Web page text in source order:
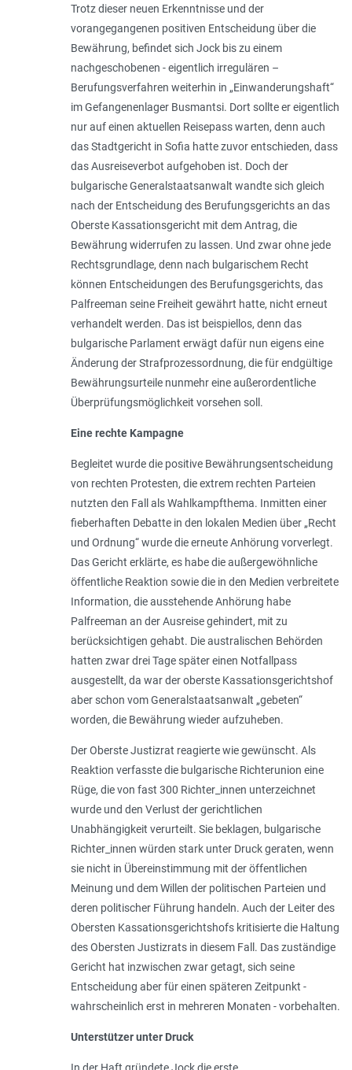
Trotz dieser neuen Erkenntnisse und der
vorangegangenen positiven Entscheidung über die
Bewährung, befindet sich Jock bis zu einem
nachgeschobenen - eigentlich irregulären –
Berufungsverfahren weiterhin in „Einwanderungshaft“
im Gefangenenlager Busmantsi. Dort sollte er eigentlich
nur auf einen aktuellen Reisepass warten, denn auch
das Stadtgericht in Sofia hatte zuvor entschieden, dass
das Ausreiseverbot aufgehoben ist. Doch der
bulgarische Generalstaatsanwalt wandte sich gleich
nach der Entscheidung des Berufungsgerichts an das
Oberste Kassationsgericht mit dem Antrag, die
Bewährung widerrufen zu lassen. Und zwar ohne jede
Rechtsgrundlage, denn nach bulgarischem Recht
können Entscheidungen des Berufungsgerichts, das
Palfreeman seine Freiheit gewährt hatte, nicht erneut
verhandelt werden. Das ist beispiellos, denn das
bulgarische Parlament erwägt dafür nun eigens eine
Änderung der Strafprozessordnung, die für endgültige
Bewährungsurteile nunmehr eine außerordentliche
Überprüfungsmöglichkeit vorsehen soll.
Eine rechte Kampagne
Begleitet wurde die positive Bewährungsentscheidung
von rechten Protesten, die extrem rechten Parteien
nutzten den Fall als Wahlkampfthema. Inmitten einer
fieberhaften Debatte in den lokalen Medien über „Recht
und Ordnung“ wurde die erneute Anhörung vorverlegt.
Das Gericht erklärte, es habe die außergewöhnliche
öffentliche Reaktion sowie die in den Medien verbreitete
Information, die ausstehende Anhörung habe
Palfreeman an der Ausreise gehindert, mit zu
berücksichtigen gehabt. Die australischen Behörden
hatten zwar drei Tage später einen Notfallpass
ausgestellt, da war der oberste Kassationsgerichtshof
aber schon vom Generalstaatsanwalt „gebeten“
worden, die Bewährung wieder aufzuheben.
Der Oberste Justizrat reagierte wie gewünscht. Als
Reaktion verfasste die bulgarische Richterunion eine
Rüge, die von fast 300 Richter_innen unterzeichnet
wurde und den Verlust der gerichtlichen
Unabhängigkeit verurteilt. Sie beklagen, bulgarische
Richter_innen würden stark unter Druck geraten, wenn
sie nicht in Übereinstimmung mit der öffentlichen
Meinung und dem Willen der politischen Parteien und
deren politischer Führung handeln. Auch der Leiter des
Obersten Kassationsgerichtshofs kritisierte die Haltung
des Obersten Justizrats in diesem Fall. Das zuständige
Gericht hat inzwischen zwar getagt, sich seine
Entscheidung aber für einen späteren Zeitpunkt -
wahrscheinlich erst in mehreren Monaten - vorbehalten.
Unterstützer unter Druck